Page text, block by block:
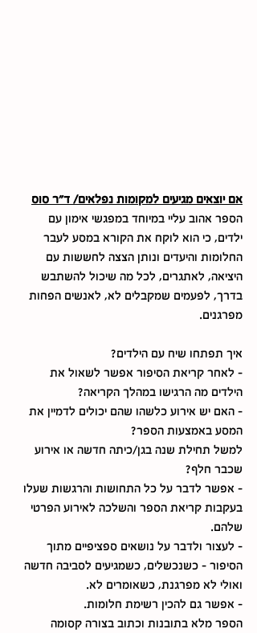
אם יוצאים מגיעים למקומות נפלאים/ ד"ר סוס
הספר אהוב עליי במיוחד במפגשי אימון עם
ילדים, כי הוא לוקח את הקורא במסע לעבר
החלומות והיעדים ונותן הצצה לחששות עם
היציאה, לאתגרים, לכל מה שיכול להשתבש
בדרך, לפעמים שמקבלים לא, לאנשים הפחות
מפרגנים.
איך תפתחו שיח עם הילדים?
- לאחר קריאת הסיפור אפשר לשאול את
הילדים מה הרגישו במהלך הקריאה?
- האם יש אירוע כלשהו שהם יכולים לדמיין את
המסע באמצעות הספר?
למשל תחילת שנה בגן/כיתה חדשה או אירוע
שכבר חלף?
- אפשר לדבר על כל התחושות והרגשות שעלו
בעקבות קריאת הספר והשלכה לאירוע הפרטי
שלהם.
- לעצור ולדבר על נושאים ספציפיים מתוך
הסיפור - כשנכשלים, כשמגיעים לסביבה חדשה
ואולי לא מפרגנת, כשאומרים לא.
- אפשר גם להכין רשימת חלומות.
הספר מלא בתובנות וכתוב בצורה קסומה